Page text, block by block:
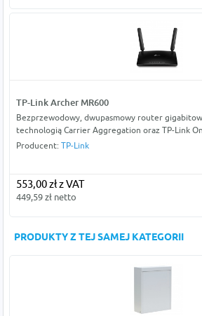
TP-Link Archer MR600
Bezprzewodowy, dwupasmowy router
technologią Carrier Aggregation oraz TP-Link
Producent: TP-Link
553,00 zł z VAT
449,59 zł netto
PRODUKTY Z TEJ SAMEJ KATEGORII